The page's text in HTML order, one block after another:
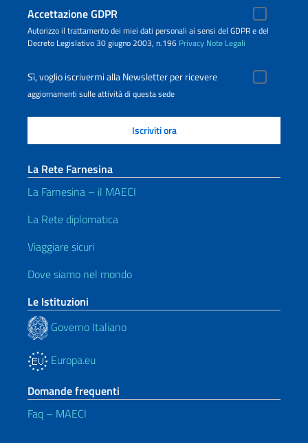
Accettazione GDPR
Autorizzo il trattamento dei miei dati personali ai sensi del GDPR e del
Decreto Legislativo 30 giugno 2003, n.196 Privacy Note Legali
Sì, voglio iscrivermi alla Newsletter per ricevere
aggiornamenti sulle attività di questa sede
La Rete Farnesina
La Farnesina – il MAECI
La Rete diplomatica
Viaggiare sicuri
Dove siamo nel mondo
Le Istituzioni
Governo Italiano
Europa.eu
Domande frequenti
Faq – MAECI